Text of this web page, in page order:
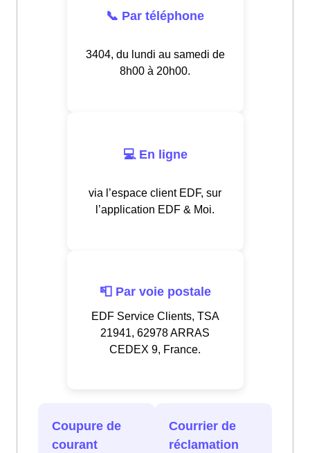
📞 Par téléphone
3404, du lundi au samedi de
8h00 à 20h00.
💻 En ligne
via l’espace client EDF, sur
l’application EDF & Moi.
📮 Par voie postale
EDF Service Clients, TSA
21941, 62978 ARRAS
CEDEX 9, France.
Coupure de
courant
Courrier de
réclamation